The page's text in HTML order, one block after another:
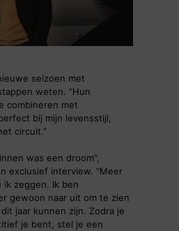
seizoen met
weten. “Hun
combineren met
bij mijn levensstijl,
circuit.”
was een droom”,
exclusief interview. “Meer
ik zeggen. Ik ben
gewoon naar uit om te zien
jaar kunnen zijn. Zodra je
je bent, stel je een